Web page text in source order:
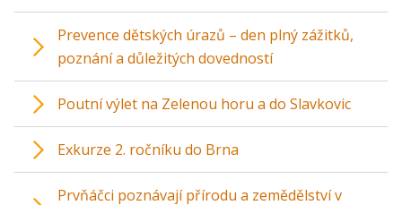
Prevence dětských úrazů – den plný zážitků,
poznání a důležitých dovedností
Poutní výlet na Zelenou horu a do Slavkovic
Exkurze 2. ročníku do Brna
Prvňáčci poznávají přírodu a zemědělství v